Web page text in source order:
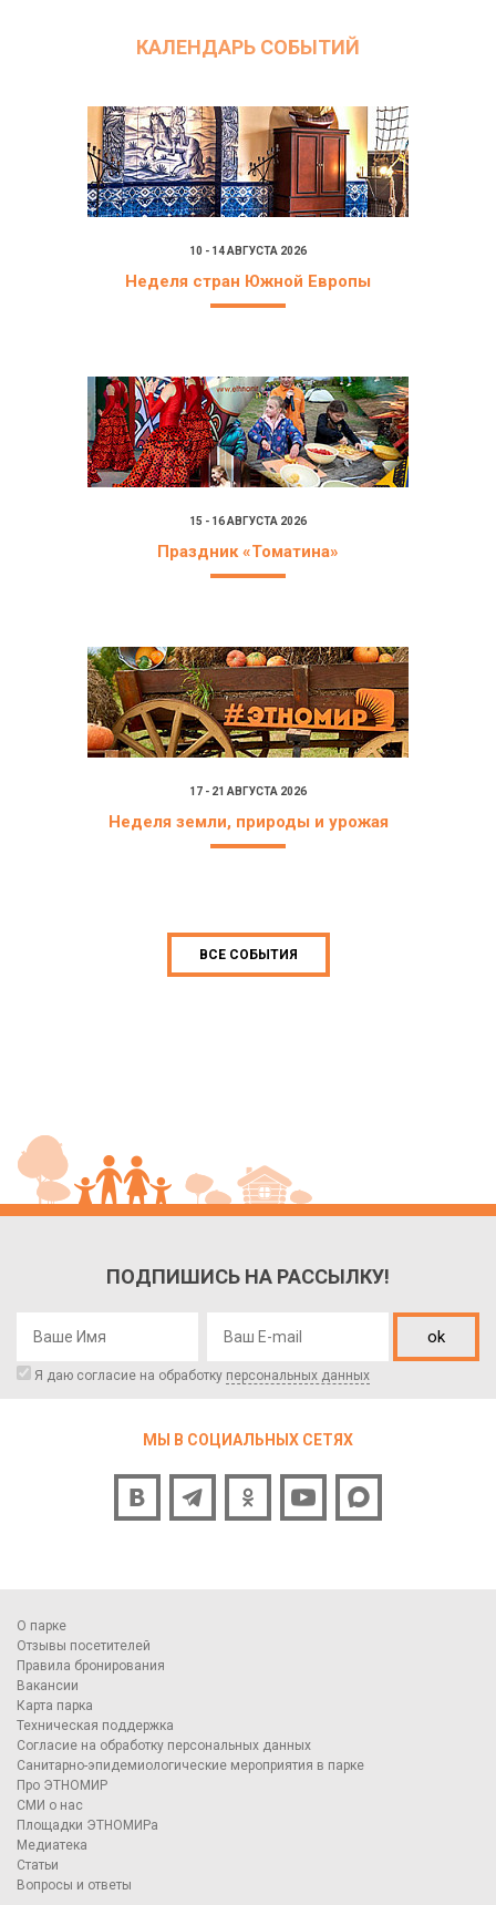
КАЛЕНДАРЬ СОБЫТИЙ
10 - 14 АВГУСТА 2026
Неделя стран Южной Европы
15 - 16 АВГУСТА 2026
Праздник «Томатина»
17 - 21 АВГУСТА 2026
Неделя земли, природы и урожая
ВСЕ СОБЫТИЯ
ПОДПИШИСЬ НА РАССЫЛКУ!
ok
Я даю согласие на обработку персональных данных
МЫ В СОЦИАЛЬНЫХ СЕТЯХ
О парке
Отзывы посетителей
Правила бронирования
Вакансии
Карта парка
Техническая поддержка
Согласие на обработку персональных данных
Санитарно-эпидемиологические мероприятия в парке
Про ЭТНОМИР
СМИ о нас
Площадки ЭТНОМИРа
Медиатека
Статьи
Вопросы и ответы